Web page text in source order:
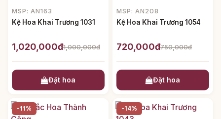
MSP: AN163
Kệ Hoa Khai Trương 1031
1,020,000đ1,000,000đ
Đặt hoa
MSP: AN208
Kệ Hoa Khai Trương 1054
720,000đ750,000đ
Đặt hoa
-11% -14%